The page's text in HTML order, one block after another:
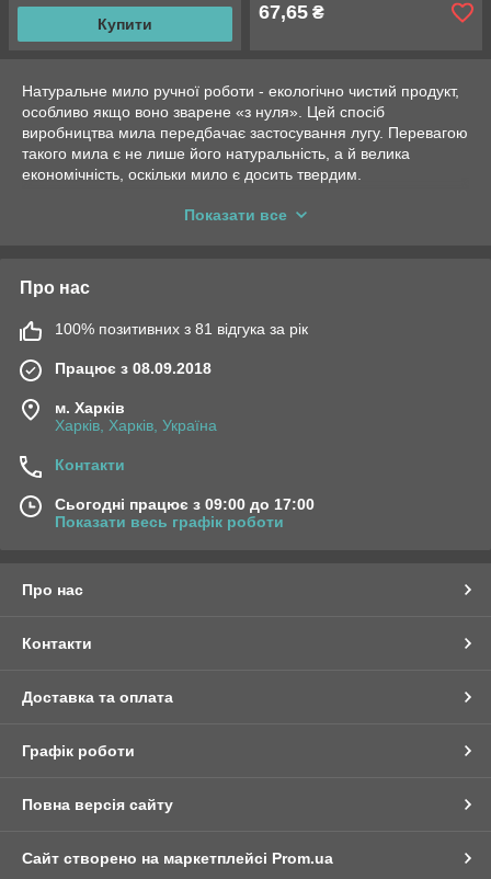
Купити
67,65 ₴
Натуральне мило ручної роботи - екологічно чистий продукт,
особливо якщо воно зварене «з нуля». Цей спосіб
виробництва мила передбачає застосування лугу. Перевагою
такого мила є не лише його натуральність, а й велика
економічність, оскільки мило є досить твердим.
до 15 відсотків масел, які доглядатимуть за шкірою, так
Натуральне тверде мило містить багато корисних і
олії, дьоготь та ін. Ці інгредієнти мають різні властивості,
наприклад, мило з глинами може використовуватися замість
піни для гоління, оскільки має ковзний ефект. Кавове мило
чудово скрабує шкіру, відлущуючи ороговілі частинки. Мило з
сіллю має загоювальний і дезінфікуючий ефект.
Показати все
Про нас
100% позитивних з 81 відгука за рік
Працює з 08.09.2018
м. Харків
Харків, Харків, Україна
Контакти
Сьогодні працює з 09:00 до 17:00
Показати весь графік роботи
Про нас
Контакти
Доставка та оплата
Графік роботи
Повна версія сайту
Сайт створено на маркетплейсі Prom.ua